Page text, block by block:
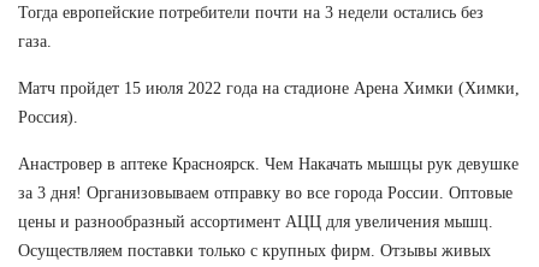
Тогда европейские потребители почти на 3 недели остались без
газа.
Матч пройдет 15 июля 2022 года на стадионе Арена Химки (Химки,
Россия).
Анастровер в аптеке Красноярск. Чем Накачать мышцы рук девушке
за 3 дня! Организовываем отправку во все города России. Оптовые
цены и разнообразный ассортимент АЦЦ для увеличения мышц.
Осуществляем поставки только с крупных фирм. Отзывы живых